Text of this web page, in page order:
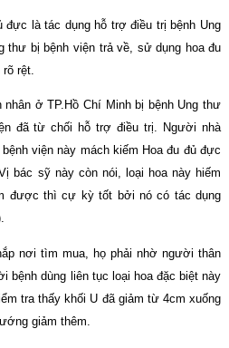
đực là tác dụng hỗ trợ điều trị bệnh Ung
thư bị bệnh viện trả về, sử dụng hoa đu
rệt.
ở TP.Hồ Chí Minh bị bệnh Ung thư
đã từ chối hỗ trợ điều trị. Người nhà
viện này mách kiếm Hoa đu đủ đực
bác sỹ này còn nói, loại hoa này hiếm
được thì cự kỳ tốt bởi nó có tác dụng
nơi tìm mua, họ phải nhờ người thân
bệnh dùng liên tục loại hoa đặc biệt này
tra thấy khối U đã giảm từ 4cm xuống
giảm thêm.